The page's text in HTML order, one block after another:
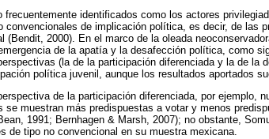
frecuentemente identificados como los actores
convencionales de implicación política, es decir, de las
(Bendit, 2000). En el marco de la oleada
de la apatía y la desafección política, como
(la de la participación diferenciada y la de la
política juvenil, aunque los resultados aportados
de la participación diferenciada, por ejemplo,
se muestran más predispuestas a votar y menos
1991; Bernhagen & Marsh, 2007); no obstante,
de tipo no convencional en su muestra mexicana.